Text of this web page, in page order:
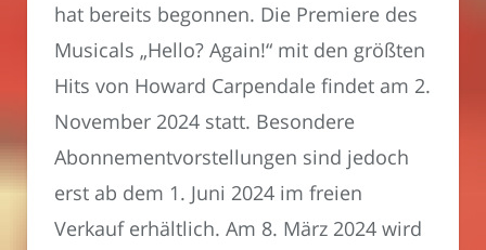
hat bereits begonnen. Die Premiere des
Musicals „Hello? Again!“ mit den größten
Hits von Howard Carpendale findet am 2.
November 2024 statt. Besondere
Abonnementvorstellungen sind jedoch
erst ab dem 1. Juni 2024 im freien
Verkauf erhältlich. Am 8. März 2024 wird